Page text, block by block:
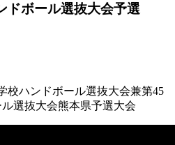
ドボール選抜大会予選
校ハンドボール選抜大会兼第45
選抜大会熊本県予選大会